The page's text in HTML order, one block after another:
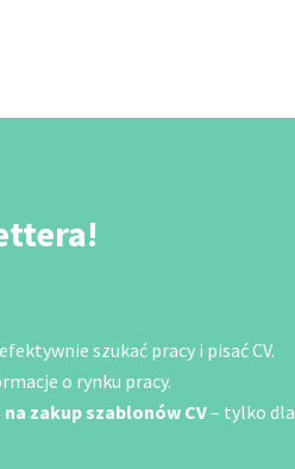
szukać pracy i pisać CV.
o rynku pracy.
zakup szablonów CV– tylko dla